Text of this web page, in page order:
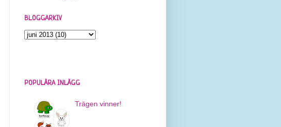
BLOGGARKIV
POPULÄRA INLÄGG
Trägen vinner!